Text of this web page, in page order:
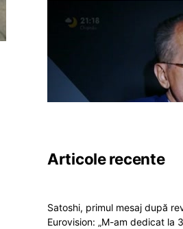
Articole recente
Satoshi, primul mesaj după
Eurovision: „M-am dedicat la